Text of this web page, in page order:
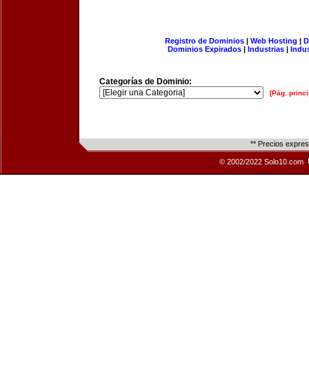
Registro de Dominios| Web Hosting |
Dominios Expirados | Industrias |
Categorías de Dominio:
[Pág.
** Precios
© 2002/2022 Solo10.com